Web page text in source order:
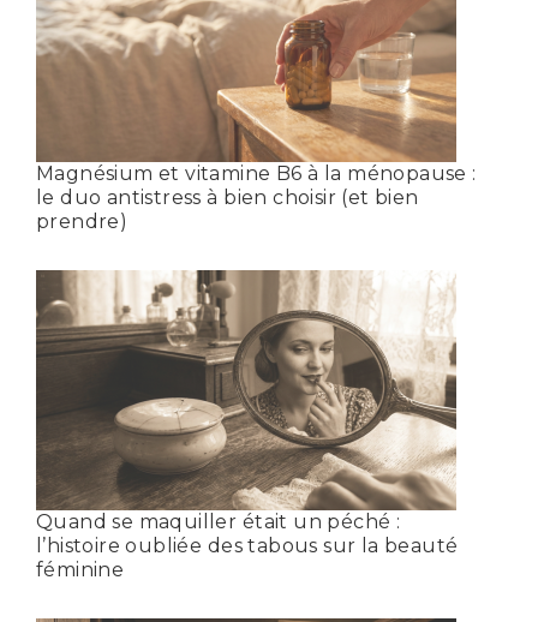
Magnésium et vitamine B6 à la ménopause :
le duo antistress à bien choisir (et bien
prendre)
Quand se maquiller était un péché :
l’histoire oubliée des tabous sur la beauté
féminine